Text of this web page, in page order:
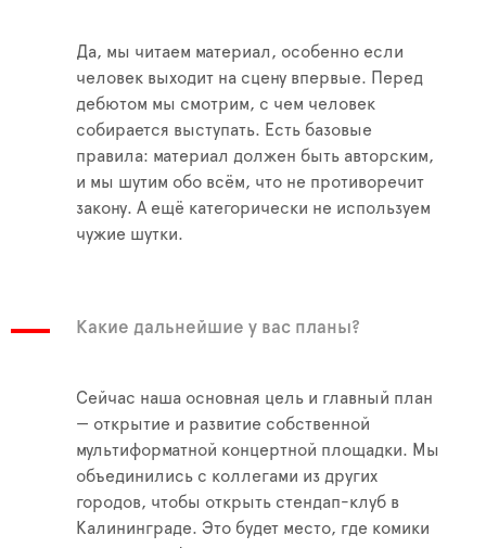
Да, мы читаем материал, особенно если
человек выходит на сцену впервые. Перед
дебютом мы смотрим, с чем человек
собирается выступать. Есть базовые
правила: материал должен быть авторским,
и мы шутим обо всём, что не противоречит
закону. А ещё категорически не используем
чужие шутки.
Какие дальнейшие у вас планы?
Сейчас наша основная цель и главный план
— открытие и развитие собственной
мультиформатной концертной площадки. Мы
объединились с коллегами из других
городов, чтобы открыть стендап-клуб в
Калининграде. Это будет место, где комики